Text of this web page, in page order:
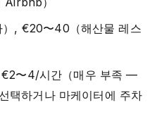
）, €20〜40（해산물 레스
€2〜4/시간（매우 부족 —
택하거나 마케이터에 주차